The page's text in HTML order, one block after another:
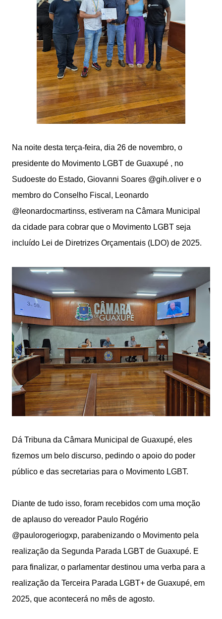
Na noite desta terça-feira, dia 26 de novembro, o
presidente do Movimento LGBT de Guaxupé , no
Sudoeste do Estado, Giovanni Soares @gih.oliver e o
membro do Conselho Fiscal, Leonardo
@leonardocmartinss, estiveram na Câmara Municipal
da cidade para cobrar que o Movimento LGBT seja
incluído Lei de Diretrizes Orçamentais (LDO) de 2025.
Dá Tribuna da Câmara Municipal de Guaxupé, eles
fizemos um belo discurso, pedindo o apoio do poder
público e das secretarias para o Movimento LGBT.
Diante de tudo isso, foram recebidos com uma moção
de aplauso do vereador Paulo Rogério
@paulorogeriogxp, parabenizando o Movimento pela
realização da Segunda Parada LGBT de Guaxupé. E
para finalizar, o parlamentar destinou uma verba para a
realização da Terceira Parada LGBT+ de Guaxupé, em
2025, que acontecerá no mês de agosto.